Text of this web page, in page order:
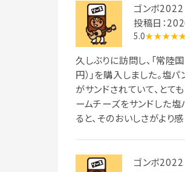
ゴンボ2022
投稿日：
5.0
久しぶりに訪問し、「常陸
円）」を購入しました。塩
がサンドされていて、とて
ームチーズをサンドした塩
ると、そのおいしさがより
ゴンボ2022